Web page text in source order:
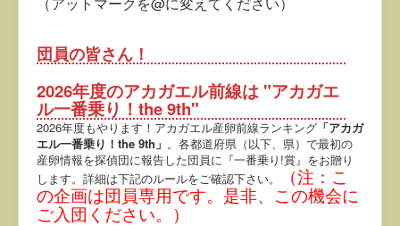
団員の皆さん！
2026年度のアカガエル前線は "アカガエ
ル一番乗り！the 9th"
2026年度もやります！アカガエル産卵前線ランキング 「アカガ
エル一番乗り！the 9th」 。各都道府県（以下、県）で最初の
産卵情報を探偵団に報告した団員に『一番乗り!賞』をお贈り
します。詳細は下記のルールをご確認下さい。
（注：こ
の企画は団員専用です。是非、この機会に
ご入団ください。）